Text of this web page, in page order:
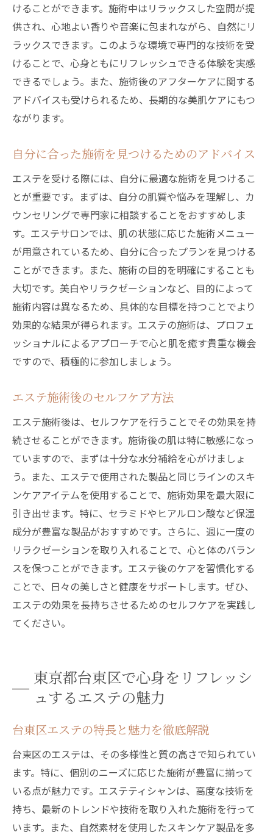
けることができます。施術中はリラックスした空間が提
供され、心地よい香りや音楽に包まれながら、自然にリ
ラックスできます。このような環境で専門的な技術を受
けることで、心身ともにリフレッシュできる体験を実感
できるでしょう。また、施術後のアフターケアに関する
アドバイスも受けられるため、長期的な美肌ケアにもつ
ながります。
自分に合った施術を見つけるためのアドバイス
エステを受ける際には、自分に最適な施術を見つけるこ
とが重要です。まずは、自分の肌質や悩みを理解し、カ
ウンセリングで専門家に相談することをおすすめしま
す。エステサロンでは、肌の状態に応じた施術メニュー
が用意されているため、自分に合ったプランを見つける
ことができます。また、施術の目的を明確にすることも
大切です。美白やリラクゼーションなど、目的によって
施術内容は異なるため、具体的な目標を持つことでより
効果的な結果が得られます。エステの施術は、プロフェ
ッショナルによるアプローチで心と肌を癒す貴重な機会
ですので、積極的に参加しましょう。
エステ施術後のセルフケア方法
エステ施術後は、セルフケアを行うことでその効果を持
続させることができます。施術後の肌は特に敏感になっ
ていますので、まずは十分な水分補給を心がけましょ
う。また、エステで使用された製品と同じラインのスキ
ンケアアイテムを使用することで、施術効果を最大限に
引き出せます。特に、セラミドやヒアルロン酸など保湿
成分が豊富な製品がおすすめです。さらに、週に一度の
リラクゼーションを取り入れることで、心と体のバラン
スを保つことができます。エステ後のケアを習慣化する
ことで、日々の美しさと健康をサポートします。ぜひ、
エステの効果を長持ちさせるためのセルフケアを実践し
てください。
東京都台東区で心身をリフレッシ
ュするエステの魅力
台東区エステの特長と魅力を徹底解説
台東区のエステは、その多様性と質の高さで知られてい
ます。特に、個別のニーズに応じた施術が豊富に揃って
いる点が魅力です。エステティシャンは、高度な技術を
持ち、最新のトレンドや技術を取り入れた施術を行って
います。また、自然素材を使用したスキンケア製品を多